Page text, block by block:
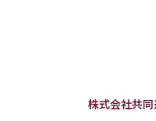
株式会社共